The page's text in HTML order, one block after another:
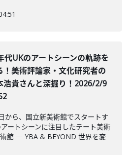
代UKのアートシーンの軌跡を
！美術評論家・文化研究者の
浩貴さんと深掘り！2026/2/9
から、国立新美術館でスタートす
ートシーンに注目したテート美術
館 ― YBA & BEYOND 世界を変